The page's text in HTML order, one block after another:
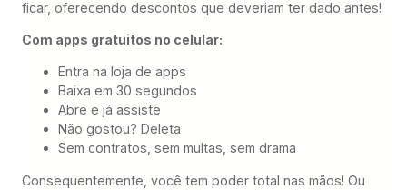
ficar, oferecendo descontos que deveriam ter dado antes!
Com apps gratuitos no celular:
Entra na loja de apps
Baixa em 30 segundos
Abre e já assiste
Não gostou? Deleta
Sem contratos, sem multas, sem drama
Consequentemente, você tem poder total nas mãos! Ou